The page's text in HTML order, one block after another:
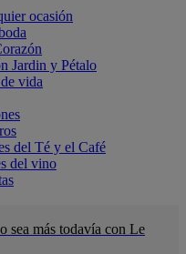
ocasión
Jardin y Pétalo
vida
del Té y el Café
del vino
sea más todavía con Le